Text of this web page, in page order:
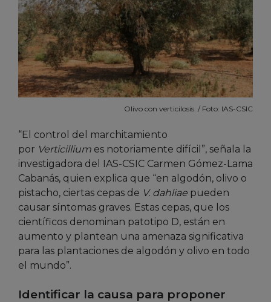
Olivo con verticilosis. / Foto: IAS-CSIC
“El control del marchitamiento
por Verticillium es notoriamente difícil”, señala la
investigadora del IAS-CSIC Carmen Gómez-Lama
Cabanás, quien explica que “en algodón, olivo o
pistacho, ciertas cepas de V. dahliae pueden
causar síntomas graves. Estas cepas, que los
científicos denominan patotipo D, están en
aumento y plantean una amenaza significativa
para las plantaciones de algodón y olivo en todo
el mundo”.
Identificar la causa para proponer